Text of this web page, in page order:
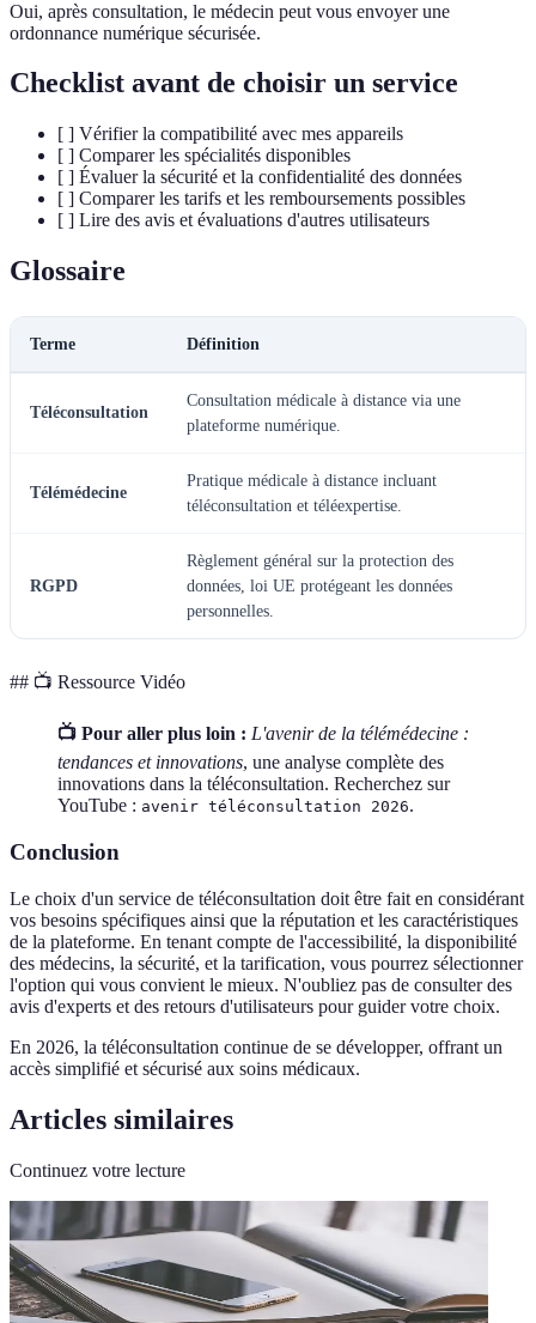
Oui, après consultation, le médecin peut vous envoyer une
ordonnance numérique sécurisée.
Checklist avant de choisir un service
[ ] Vérifier la compatibilité avec mes appareils
[ ] Comparer les spécialités disponibles
[ ] Évaluer la sécurité et la confidentialité des données
[ ] Comparer les tarifs et les remboursements possibles
[ ] Lire des avis et évaluations d'autres utilisateurs
Glossaire
Terme Définition
Téléconsultation
Consultation médicale à distance via une
plateforme numérique.
Télémédecine
Pratique médicale à distance incluant
téléconsultation et téléexpertise.
RGPD
Règlement général sur la protection des
données, loi UE protégeant les données
personnelles.
## 📺 Ressource Vidéo
📺 Pour aller plus loin : L'avenir de la télémédecine :
tendances et innovations, une analyse complète des
innovations dans la téléconsultation. Recherchez sur
YouTube : avenir téléconsultation 2026.
Conclusion
Le choix d'un service de téléconsultation doit être fait en considérant
vos besoins spécifiques ainsi que la réputation et les caractéristiques
de la plateforme. En tenant compte de l'accessibilité, la disponibilité
des médecins, la sécurité, et la tarification, vous pourrez sélectionner
l'option qui vous convient le mieux. N'oubliez pas de consulter des
avis d'experts et des retours d'utilisateurs pour guider votre choix.
En 2026, la téléconsultation continue de se développer, offrant un
accès simplifié et sécurisé aux soins médicaux.
Articles similaires
Continuez votre lecture